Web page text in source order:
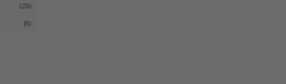
(25)
(6)